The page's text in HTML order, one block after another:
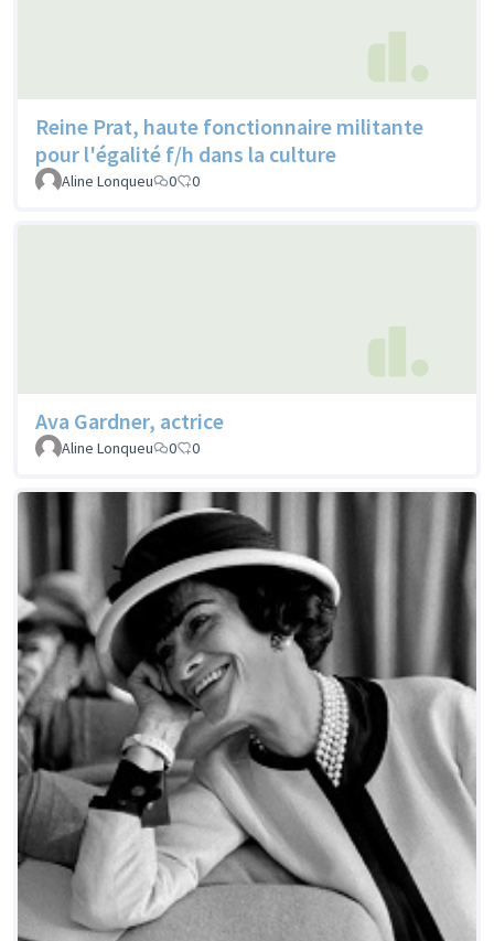
Reine Prat, haute fonctionnaire militante
pour l'égalité f/h dans la culture
Aline Lonqueu 0 0
Ava Gardner, actrice
Aline Lonqueu 0 0